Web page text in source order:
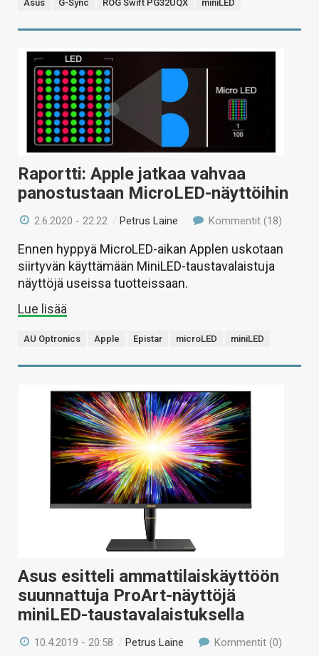
Asus G-Sync ROG Swift PG32UQX miniLED
Raportti: Apple jatkaa vahvaa
panostustaan MicroLED-näyttöihin
2.6.2020 - 22:22 /Petrus Laine Kommentit (18)
Ennen hyppyä MicroLED-aikan Applen uskotaan
siirtyvän käyttämään MiniLED-taustavalaistuja
näyttöjä useissa tuotteissaan.
Lue lisää
AU Optronics Apple Epistar microLED miniLED
Asus esitteli ammattilaiskäyttöön
suunnattuja ProArt-näyttöjä
miniLED-taustavalaistuksella
10.4.2019 - 20:58 /Petrus Laine Kommentit (0)